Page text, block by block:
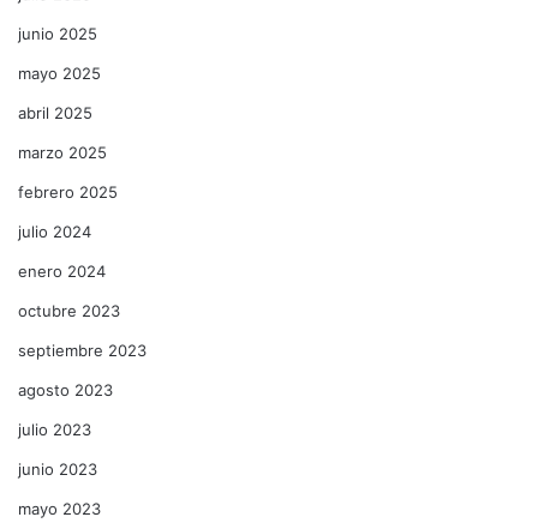
junio 2025
mayo 2025
abril 2025
marzo 2025
febrero 2025
julio 2024
enero 2024
octubre 2023
septiembre 2023
agosto 2023
julio 2023
junio 2023
mayo 2023